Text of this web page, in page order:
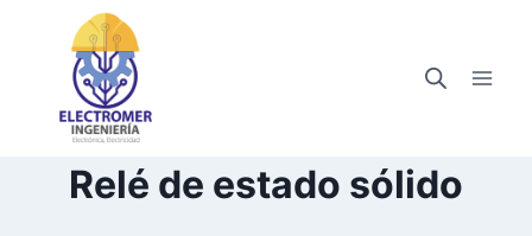
contenido
Relé de estado sólido